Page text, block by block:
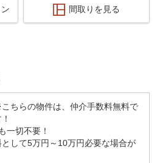
間取りを見る
ちらの物件は、仲介手数料無料で
一切不要！
して5万円～10万円必要な場合が